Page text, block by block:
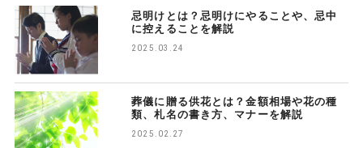
忌明けとは？忌明けにやることや、忌中
に控えることを解説
2025.03.24
葬儀に贈る供花とは？金額相場や花の種
類、札名の書き方、マナーを解説
2025.02.27